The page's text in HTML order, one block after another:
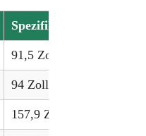
Spezifikation
91,5 Zoll (232 cm)
94 Zoll (238 cm)
157,9 Zoll (401 cm)